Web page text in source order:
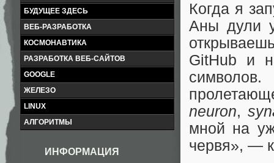
БУДУЩЕЕ ЗДЕСЬ
ВЕБ-РАЗРАБОТКА
КОСМОНАВТИКА
РАЗРАБОТКА ВЕБ-САЙТОВ
GOOGLE
ЖЕЛЕЗО
LINUX
АЛГОРИТМЫ
ИНФОРМАЦИЯ
Когда я
Аны дули
GitHub и
neuron,
мной на
червя», —